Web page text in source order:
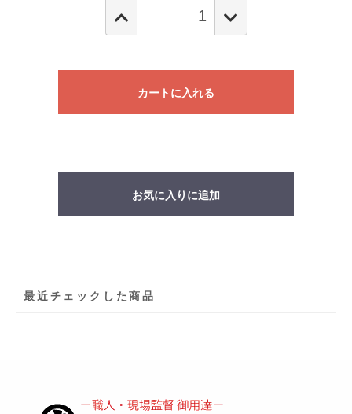
カートに入れる
お気に入りに追加
最近チェックした商品